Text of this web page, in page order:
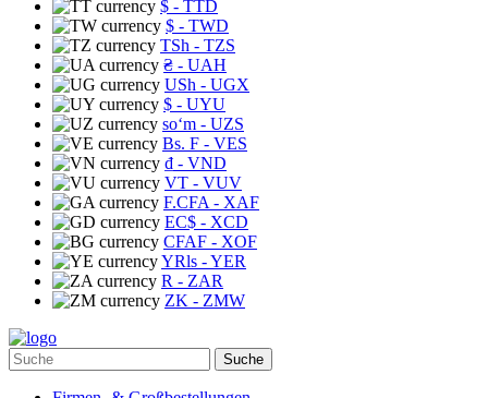
$ - TTD
$ - TWD
TSh - TZS
₴ - UAH
USh - UGX
$ - UYU
soʻm - UZS
Bs. F - VES
₫ - VND
VT - VUV
F.CFA - XAF
EC$ - XCD
CFAF - XOF
YRls - YER
R - ZAR
ZK - ZMW
Suche